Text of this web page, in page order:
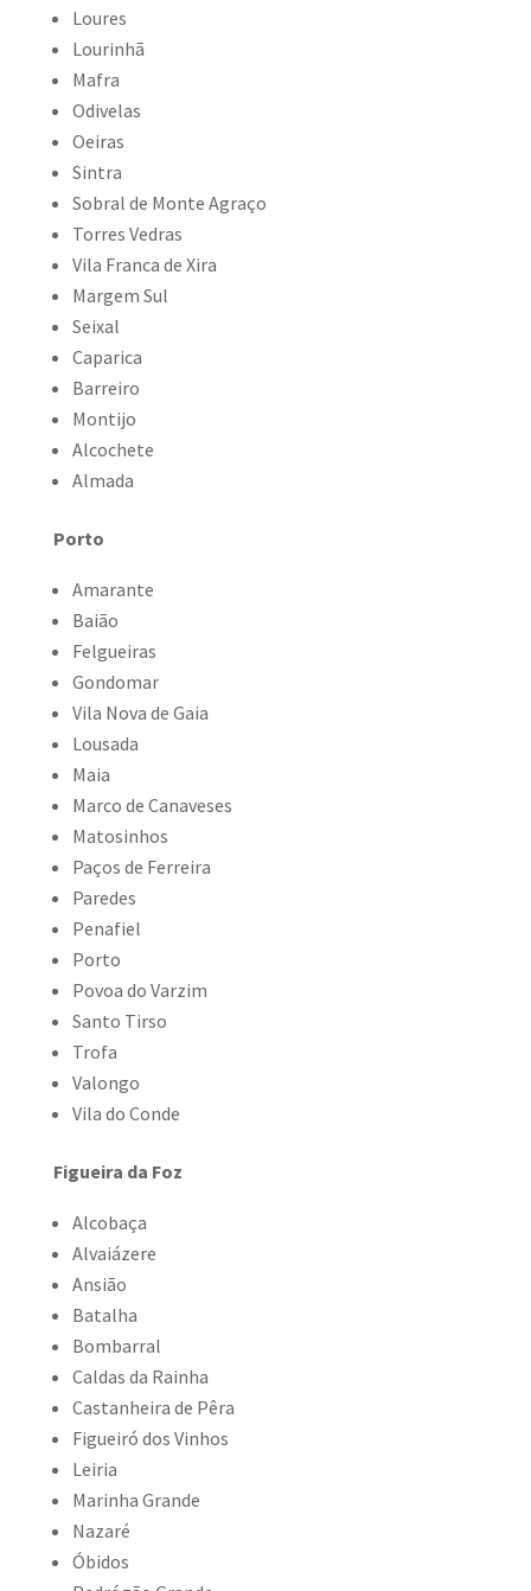
Loures
Lourinhã
Mafra
Odivelas
Oeiras
Sintra
Sobral de Monte Agraço
Torres Vedras
Vila Franca de Xira
Margem Sul
Seixal
Caparica
Barreiro
Montijo
Alcochete
Almada
Porto
Amarante
Baião
Felgueiras
Gondomar
Vila Nova de Gaia
Lousada
Maia
Marco de Canaveses
Matosinhos
Paços de Ferreira
Paredes
Penafiel
Porto
Povoa do Varzim
Santo Tirso
Trofa
Valongo
Vila do Conde
Figueira da Foz
Alcobaça
Alvaiázere
Ansião
Batalha
Bombarral
Caldas da Rainha
Castanheira de Pêra
Figueiró dos Vinhos
Leiria
Marinha Grande
Nazaré
Óbidos